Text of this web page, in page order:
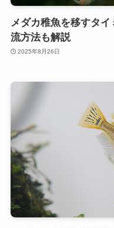
メダカ稚魚を移すタ
流方法も解説
2025年8月26日